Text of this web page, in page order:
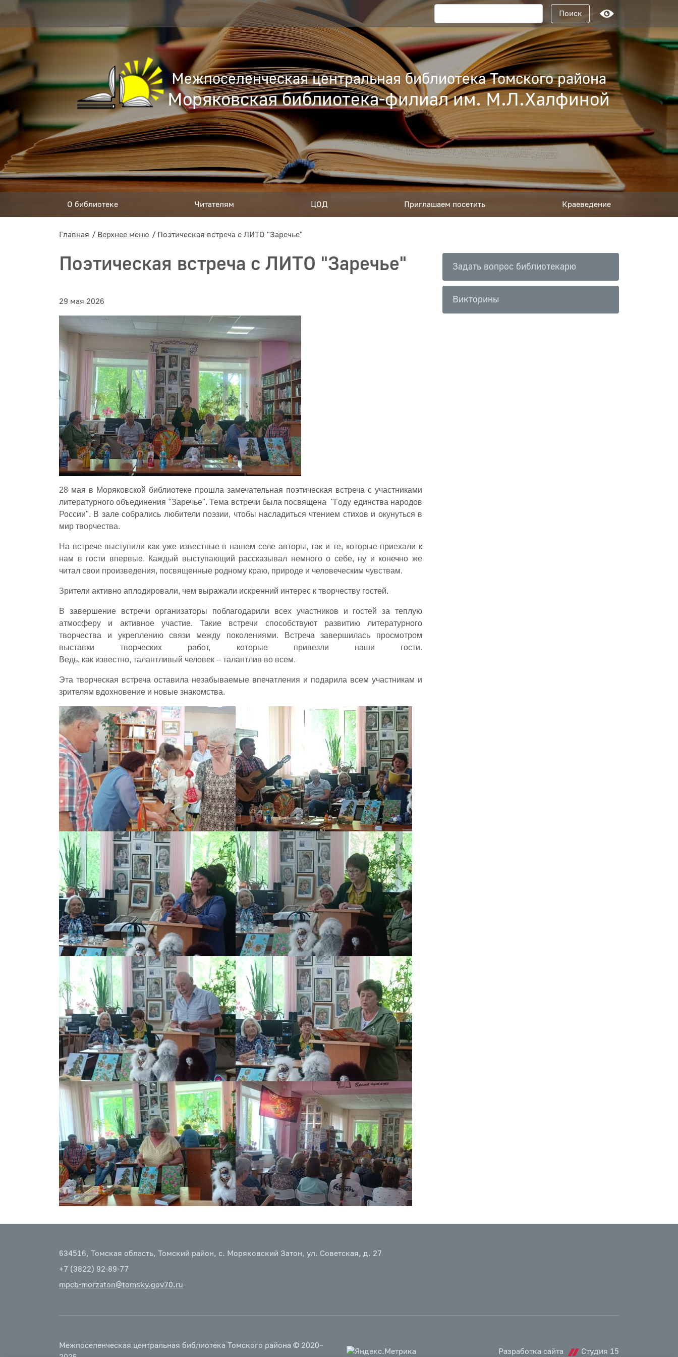
Поисковый запрос
Поиск
Межпоселенческая центральная библиотека Томского района
Моряковская библиотека-филиал им. М.Л.Халфиной
О библиотеке Читателям ЦОД Приглашаем посетить Краеведение
Главная Верхнее меню Поэтическая встреча с ЛИТО "Заречье"
Поэтическая встреча с ЛИТО "Заречье"
29 мая 2026
28 мая в Моряковской библиотеке прошла замечательная поэтическая встреча с участниками
литературного объединения "Заречье". Тема встречи была посвящена "Году единства народов
России". В зале собрались любители поэзии, чтобы насладиться чтением стихов и окунуться в
мир творчества.
На встрече выступили как уже известные в нашем селе авторы, так и те, которые приехали к
нам в гости впервые. Каждый выступающий рассказывал немного о себе, ну и конечно же
читал свои произведения, посвященные родному краю, природе и человеческим чувствам.
Зрители активно аплодировали, чем выражали искренний интерес к творчеству гостей.
В завершение встречи организаторы поблагодарили всех участников и гостей за теплую
атмосферу и активное участие. Такие встречи способствуют развитию литературного
творчества и укреплению связи между поколениями. Встреча завершилась просмотром
выставки творческих работ, которые привезли наши гости.
Ведь, как известно, талантливый человек – талантлив во всем.
Эта творческая встреча оставила незабываемые впечатления и подарила всем участникам и
зрителям вдохновение и новые знакомства.
Задать вопрос библиотекарю
Викторины
634516, Томская область, Томский район, с. Моряковский Затон, ул. Советская, д. 27
+7 (3822) 92-89-77
mpcb-morzaton@tomsky.gov70.ru
Межпоселенческая центральная библиотека Томского района © 2020–
Разработка сайта Студия 15